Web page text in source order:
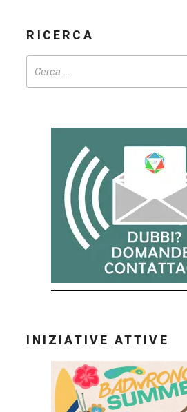
RICERCA
INIZIATIVE ATTIVE